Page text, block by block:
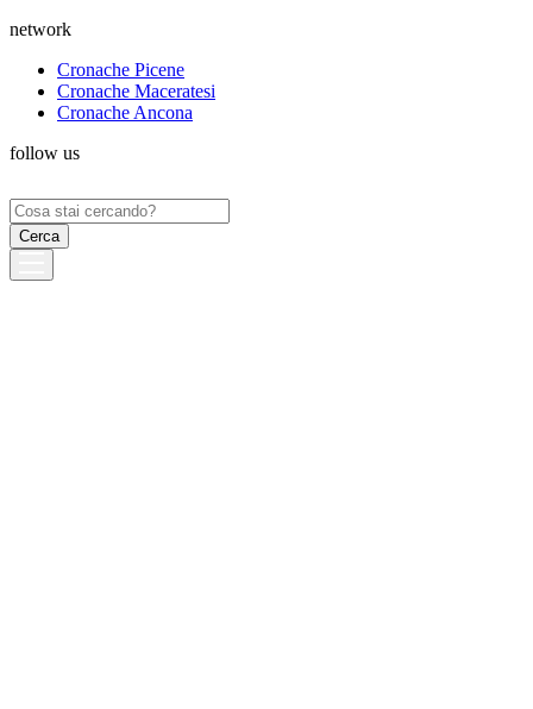
network
Cronache Picene
Cronache Maceratesi
Cronache Ancona
follow us
Ricerca
per: